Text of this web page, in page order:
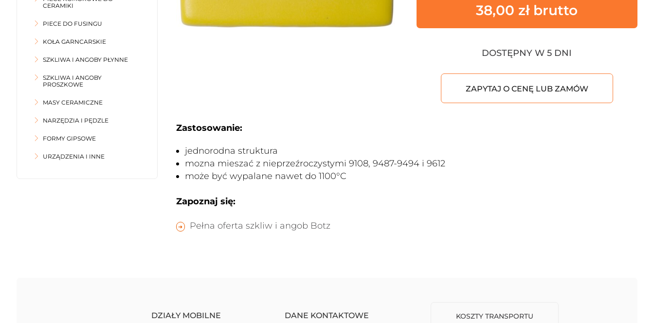
CERAMIKI
PIECE DO FUSINGU
KOŁA GARNCARSKIE
SZKLIWA I ANGOBY PŁYNNE
SZKLIWA I ANGOBY
PROSZKOWE
MASY CERAMICZNE
NARZĘDZIA I PĘDZLE
FORMY GIPSOWE
URZĄDZENIA I INNE
38,00 zł
DOSTĘPNY W 5 DNI
ZAPYTAJ O CENĘ LUB ZAMÓW
Zastosowanie:
jednorodna struktura
mozna mieszać z nieprzeźroczystymi 9108, 9487-9494 i 9612
może być wypalane nawet do 1100°C
Zapoznaj się:
Pełna oferta szkliw i angob Botz
DZIAŁY MOBILNE DANE KONTAKTOWE KOSZTY TRANSPORTU